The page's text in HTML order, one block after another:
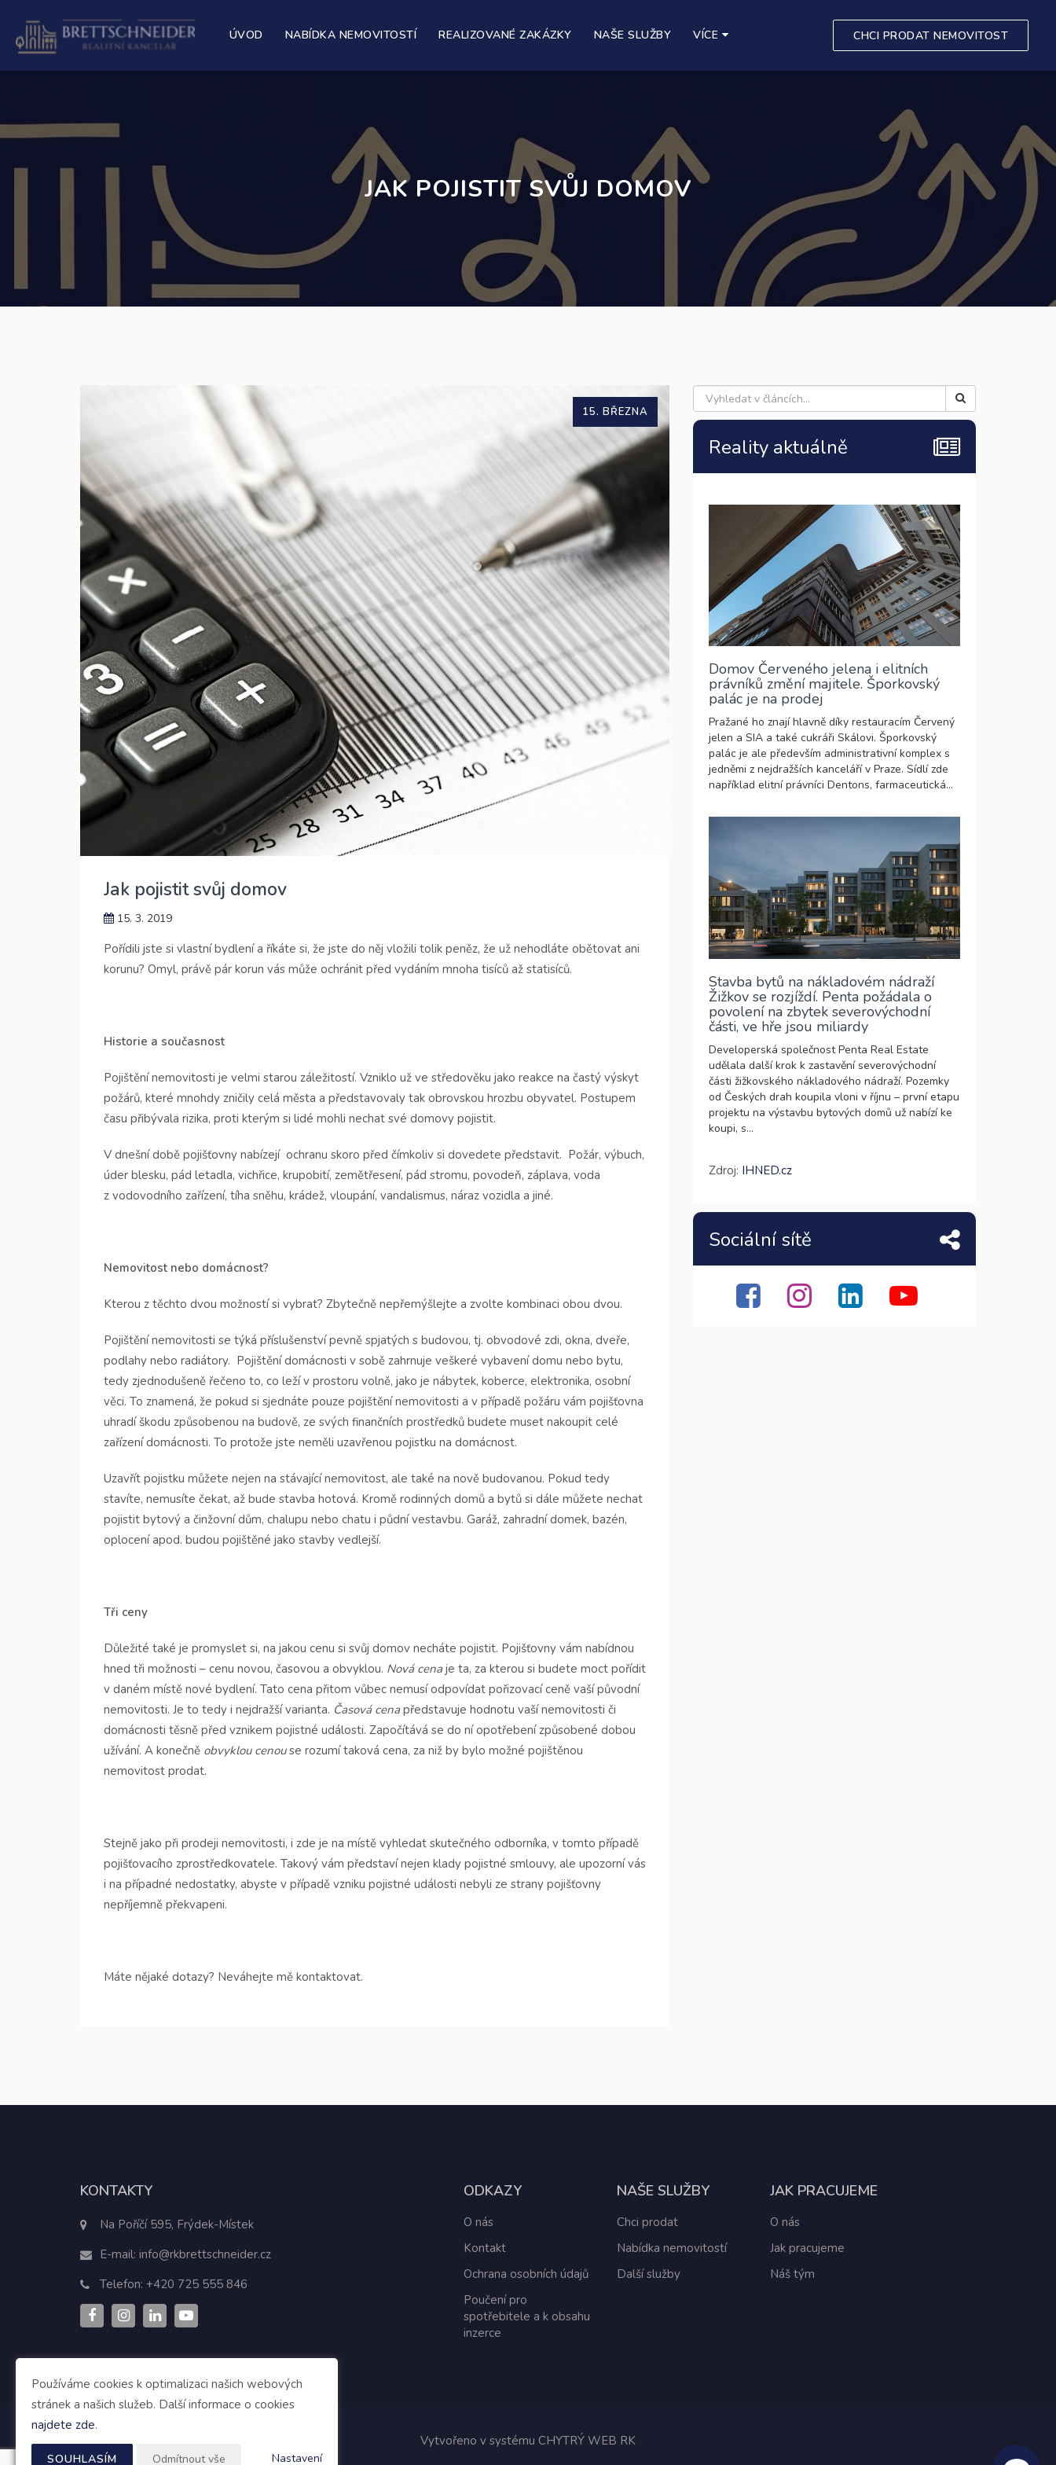
ÚVOD NABÍDKA NEMOVITOSTÍ REALIZOVANÉ ZAKÁZKY NAŠE SLUŽBY VÍCE CHCI PRODAT NEMOVITOST
JAK POJISTIT SVŮJ DOMOV
Jak pojistit svůj domov
15. 3. 2019
15. BŘEZNA
Pořídili jste si vlastní bydlení a říkáte si, že jste do něj vložili tolik peněz, že už nehodláte obětovat ani
korunu? Omyl, právě pár korun vás může ochránit před vydáním mnoha tisíců až statisíců.
Historie a současnost
Pojištění nemovitosti je velmi starou záležitostí. Vzniklo už ve středověku jako reakce na častý výskyt
požárů, které mnohdy zničily celá města a představovaly tak obrovskou hrozbu obyvatel. Postupem
času přibývala rizika, proti kterým si lidé mohli nechat své domovy pojistit.
V dnešní době pojišťovny nabízejí ochranu skoro před čímkoliv si dovedete představit. Požár, výbuch,
úder blesku, pád letadla, vichřice, krupobití, zemětřesení, pád stromu, povodeň, záplava, voda
z vodovodního zařízení, tíha sněhu, krádež, vloupání, vandalismus, náraz vozidla a jiné.
Nemovitost nebo domácnost?
Kterou z těchto dvou možností si vybrat? Zbytečně nepřemýšlejte a zvolte kombinaci obou dvou.
Pojištění nemovitosti se týká příslušenství pevně spjatých s budovou, tj. obvodové zdi, okna, dveře,
podlahy nebo radiátory. Pojištění domácnosti v sobě zahrnuje veškeré vybavení domu nebo bytu,
tedy zjednodušeně řečeno to, co leží v prostoru volně, jako je nábytek, koberce, elektronika, osobní
věci. To znamená, že pokud si sjednáte pouze pojištění nemovitosti a v případě požáru vám pojišťovna
uhradí škodu způsobenou na budově, ze svých finančních prostředků budete muset nakoupit celé
zařízení domácnosti. To protože jste neměli uzavřenou pojistku na domácnost.
Uzavřít pojistku můžete nejen na stávající nemovitost, ale také na nově budovanou. Pokud tedy
stavíte, nemusíte čekat, až bude stavba hotová. Kromě rodinných domů a bytů si dále můžete nechat
pojistit bytový a činžovní dům, chalupu nebo chatu i půdní vestavbu. Garáž, zahradní domek, bazén,
oplocení apod. budou pojištěné jako stavby vedlejší.
Tři ceny
Důležité také je promyslet si, na jakou cenu si svůj domov necháte pojistit. Pojišťovny vám nabídnou
hned tři možnosti – cenu novou, časovou a obvyklou. Nová cena je ta, za kterou si budete moct pořídit
v daném místě nové bydlení. Tato cena přitom vůbec nemusí odpovídat pořizovací ceně vaší původní
nemovitosti. Je to tedy i nejdražší varianta. Časová cena představuje hodnotu vaší nemovitosti či
domácnosti těsně před vznikem pojistné události. Započítává se do ní opotřebení způsobené dobou
užívání. A konečně obvyklou cenouse rozumí taková cena, za niž by bylo možné pojištěnou
nemovitost prodat.
Stejně jako při prodeji nemovitosti, i zde je na místě vyhledat skutečného odborníka, v tomto případě
pojišťovacího zprostředkovatele. Takový vám představí nejen klady pojistné smlouvy, ale upozorní vás
i na případné nedostatky, abyste v případě vzniku pojistné události nebyli ze strany pojišťovny
nepříjemně překvapeni.
Máte nějaké dotazy? Neváhejte mě kontaktovat.
Reality aktuálně
Domov Červeného jelena i elitních
právníků změní majitele. Šporkovský
palác je na prodej
Pražané ho znají hlavně díky restauracím Červený
jelen a SIA a také cukráři Skálovi. Šporkovský
palác je ale především administrativní komplex s
jedněmi z nejdražších kanceláří v Praze. Sídlí zde
například elitní právníci Dentons, farmaceutická...
Stavba bytů na nákladovém nádraží
Žižkov se rozjíždí. Penta požádala o
povolení na zbytek severovýchodní
části, ve hře jsou miliardy
Developerská společnost Penta Real Estate
udělala další krok k zastavění severovýchodní
části žižkovského nákladového nádraží. Pozemky
od Českých drah koupila vloni v říjnu – první etapu
projektu na výstavbu bytových domů už nabízí ke
koupi, s...
Zdroj: IHNED.cz
Sociální sítě
KONTAKTY
Na Poříčí 595, Frýdek-Místek
E-mail: info@rkbrettschneider.cz
Telefon: +420 725 555 846
ODKAZY
O nás
Kontakt
Ochrana osobních údajů
Poučení pro
spotřebitele a k obsahu
inzerce
NAŠE SLUŽBY
Chci prodat
Nabídka nemovitostí
Další služby
JAK PRACUJEME
O nás
Jak pracujeme
Náš tým
Vytvořeno v systému CHYTRÝ WEB RK
Používáme cookies k optimalizaci našich webových
stránek a našich služeb. Další informace o cookies
najdete zde.
SOUHLASÍM Odmítnout vše Nastavení